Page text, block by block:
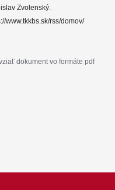
Zvolenský.
www.tkkbs.sk/rss/domov/
dokument vo formáte pdf